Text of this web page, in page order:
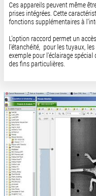
Ces appareils peuvent même
prises intégrées. Cette
fonctions supplémentaires à
L'option raccord permet un
l'étanchéité, pour les tuyaux,
exemple pour l'éclairage spécial
des fins particulières.